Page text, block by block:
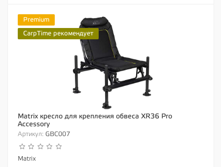
Premium
CarpTime рекомендует
Matrix кресло для крепления обвеса XR36 Pro
Accessory
Артикул: GBC007
Matrix